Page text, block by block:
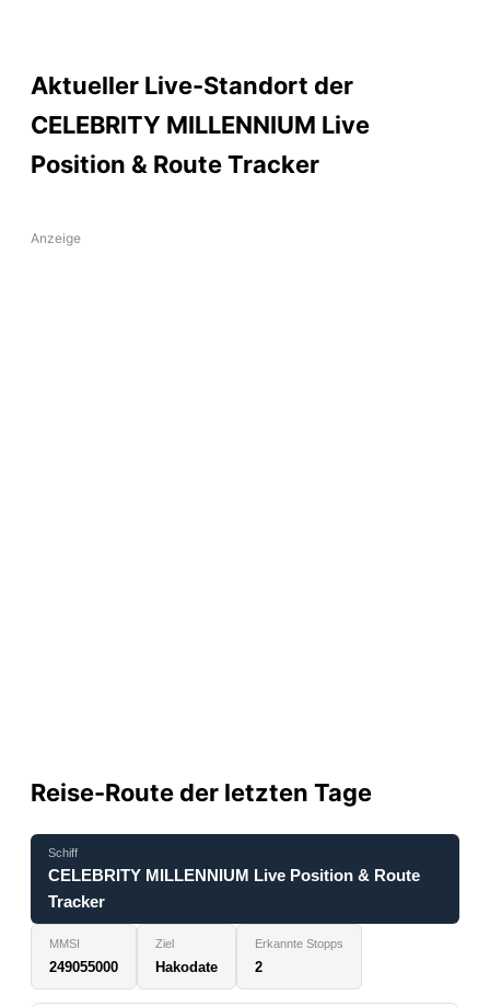
Aktueller Live-Standort der
CELEBRITY MILLENNIUM Live
Position & Route Tracker
Anzeige
Reise-Route der letzten Tage
Schiff
CELEBRITY MILLENNIUM Live Position & Route
Tracker
MMSI
249055000
Ziel
Hakodate
Erkannte Stopps
2